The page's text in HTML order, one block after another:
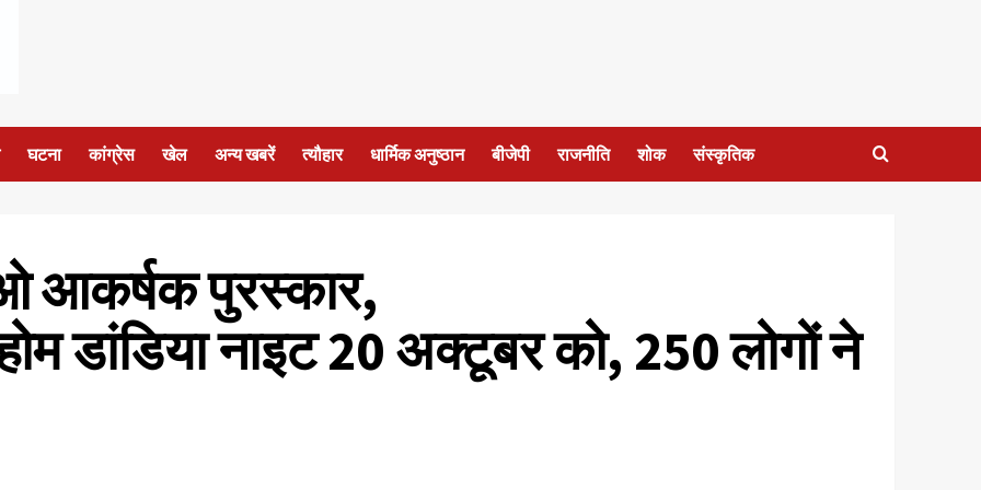
घटना कांग्रेस खेल अन्य खबरें त्यौहार धार्मिक अनुष्ठान बीजेपी राजनीति शोक संस्कृतिक
आकर्षक पुरस्कार,
होम डांडिया नाइट 20 अक्टूबर को, 250 लोगों ने